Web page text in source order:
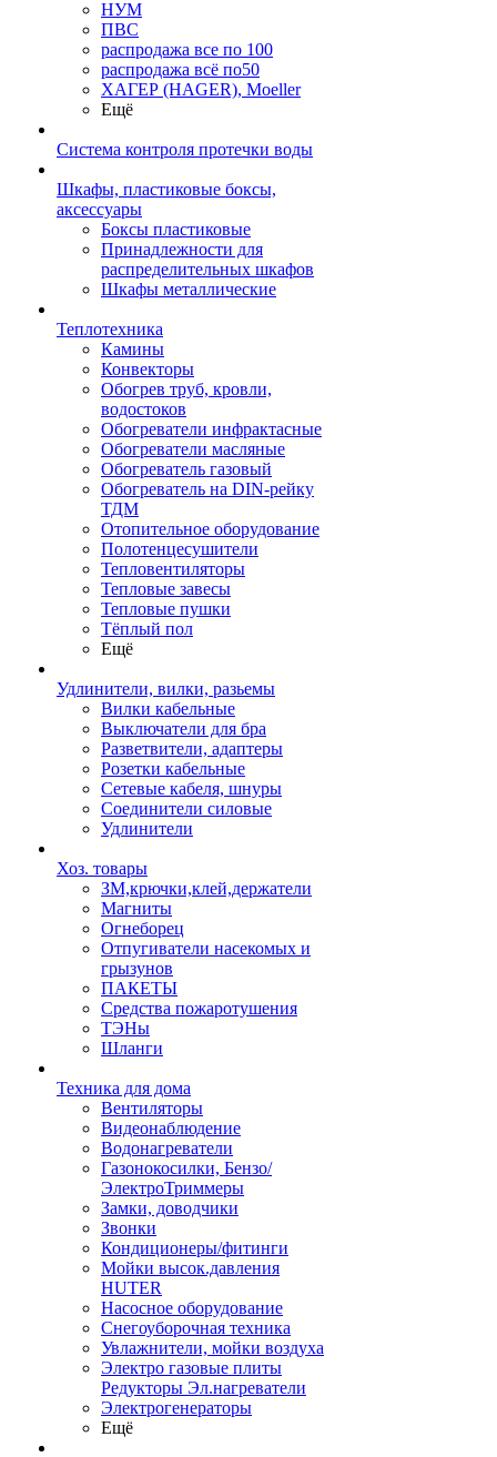
НУМ
ПВС
распродажа все по 100
распродажа всё по50
ХАГЕР (HAGER), Moeller
Ещё
Система контроля протечки воды
Шкафы, пластиковые боксы,
аксессуары
Боксы пластиковые
Принадлежности для
распределительных шкафов
Шкафы металлические
Теплотехника
Камины
Конвекторы
Обогрев труб, кровли,
водостоков
Обогреватели инфрактасные
Обогреватели масляные
Обогреватель газовый
Обогреватель на DIN-рейку
ТДМ
Отопительное оборудование
Полотенцесушители
Тепловентиляторы
Тепловые завесы
Тепловые пушки
Тёплый пол
Ещё
Удлинители, вилки, разьемы
Вилки кабельные
Выключатели для бра
Разветвители, адаптеры
Розетки кабельные
Сетевые кабеля, шнуры
Соединители силовые
Удлинители
Хоз. товары
ЗМ,крючки,клей,держатели
Магниты
Огнеборец
Отпугиватели насекомых и
грызунов
ПАКЕТЫ
Средства пожаротушения
ТЭНы
Шланги
Техника для дома
Вентиляторы
Видеонаблюдение
Водонагреватели
Газонокосилки, Бензо/
ЭлектроТриммеры
Замки, доводчики
Звонки
Кондиционеры/фитинги
Мойки высок.давления
HUTER
Насосное оборудование
Снегоуборочная техника
Увлажнители, мойки воздуха
Электро газовые плиты
Редукторы Эл.нагреватели
Электрогенераторы
Ещё